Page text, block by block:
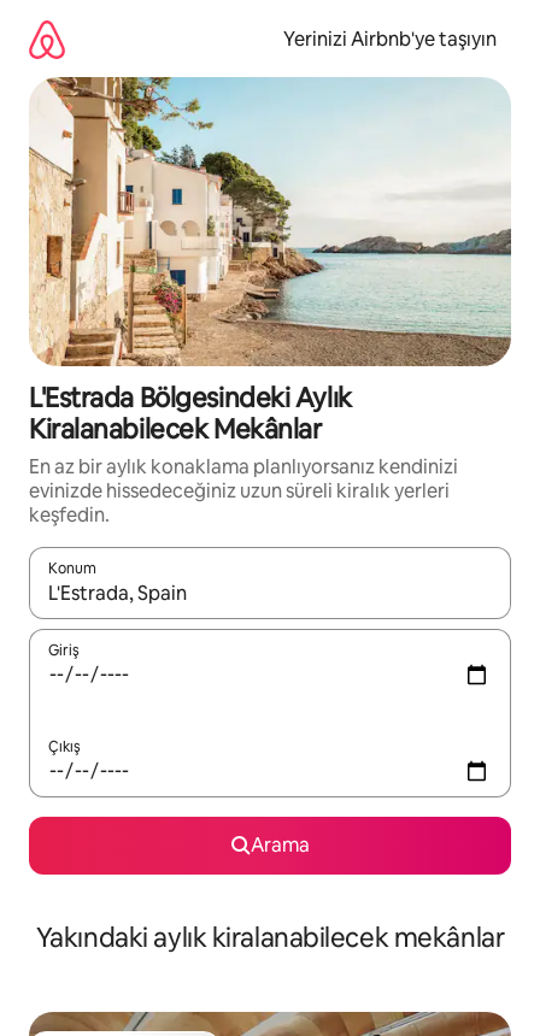
Yerinizi Airbnb'ye taşıyın
L'Estrada Bölgesindeki Aylık
Kiralanabilecek Mekânlar
En az bir aylık konaklama planlıyorsanız kendinizi
evinizde hissedeceğiniz uzun süreli kiralık yerleri
keşfedin.
Konum
Sonuçlar kullanılabilir olduğunda yukarı ve aşağı oklarıyla
Giriş
Çıkış
Arama
Yakındaki aylık kiralanabilecek mekânlar